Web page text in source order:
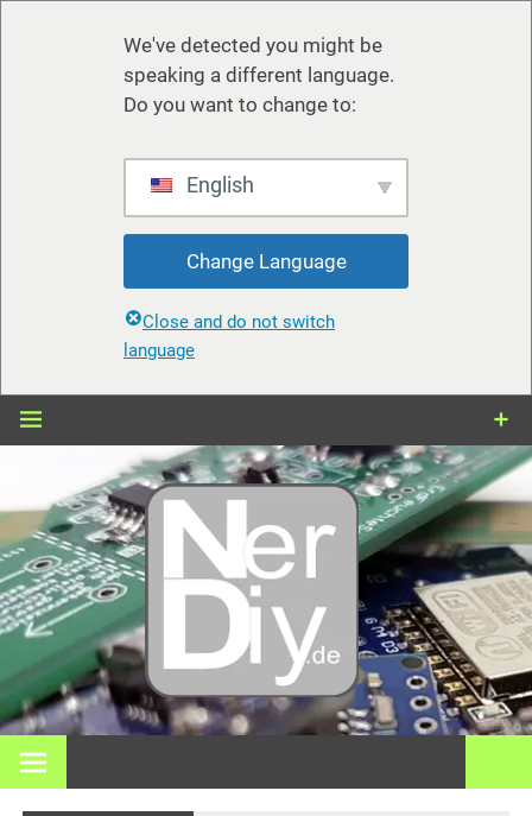
We've detected you might be
speaking a different language.
Do you want to change to:
English
Change Language
Close and do not switch
language
Zum
3D et
Sur nerdiy.fr, tout tourne autour de l'électronique, du
bricolage, de l'impression 3D, de la maison intelligente et de